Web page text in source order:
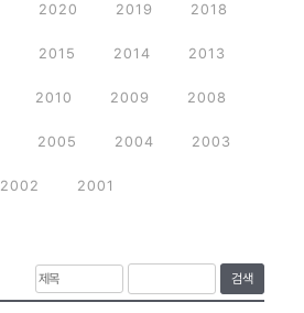
2020 2019 2018
2015 2014 2013
2010 2009 2008
2005 2004 2003
2002 2001
검색